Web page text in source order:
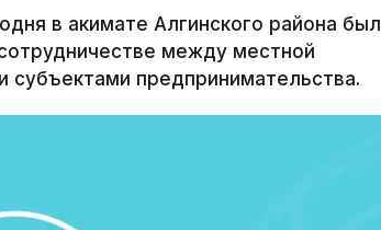
в акимате Алгинского района был
между местной
субъектами предпринимательства.